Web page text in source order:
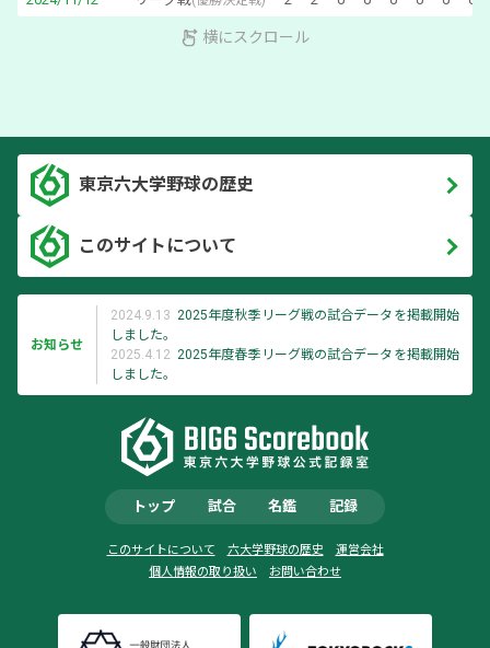
横にスクロール
東京六大学野球の歴史
このサイトについて
お知らせ
2024.9.13 2025年度秋季リーグ戦の試合データを掲載開始
しました。
2025.4.12 2025年度春季リーグ戦の試合データを掲載開始
しました。
トップ 試合 名鑑 記録
このサイトについて 六大学野球の歴史
運営会社
個人情報の取り扱い
お問い合わせ